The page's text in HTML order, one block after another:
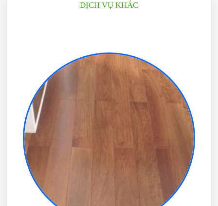
DỊCH VỤ KHÁC